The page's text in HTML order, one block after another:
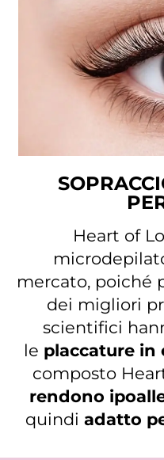
Heart of
mercato, poiché
dei migliori
scientifici
le placcature in
composto
rendono
quindi adatto